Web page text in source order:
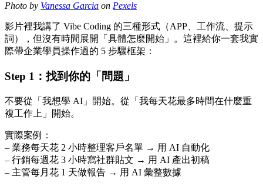
Photo by Vanessa Garcia on Pexels
影片裡我講了 Vibe Coding 的三種形式（APP、工作流、提示
詞），但沒有時間展開「具體怎麼開始」。這裡給你一套我實
際帶企業學員操作過的 5 步驟框架：
Step 1：找到你的「問題」
不要從「我想學 AI」開始。從「我每天花最多時間在什麼重
複工作上」開始。
實際案例：
– 業務每天花 2 小時整理客戶名單 → 用 AI 自動化
– 行銷每週花 3 小時寫社群貼文 → 用 AI 產出初稿
– 主管每月花 1 天做報告 → 用 AI 彙整數據